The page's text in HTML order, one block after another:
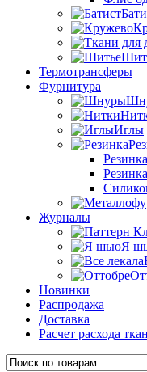
Термотрансферы
Фурнитура
Иглы
Журналы
Я
Новинки
Распродажа
Доставка
Расчет расхода